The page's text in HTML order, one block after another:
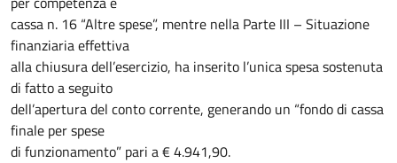
cassa n. 16 “Altre spese”, mentre nella Parte III – Situazione
finanziaria effettiva
alla chiusura dell’esercizio, ha inserito l’unica spesa sostenuta
di fatto a seguito
dell’apertura del conto corrente, generando un “fondo di cassa
finale per spese
di funzionamento” pari a € 4.941,90.